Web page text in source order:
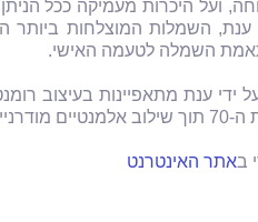
ועל היכרות מעמיקה ככל
ענת, השמלות המוצלחות ביותר
השמלה לטעמה האישי.
ידי ענת מתאפיינות בעיצוב
באתר האינטרנט